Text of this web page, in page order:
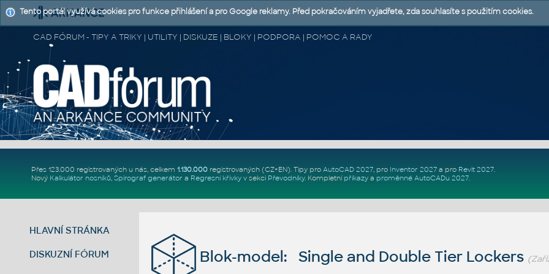
CAD FÓRUM - TIPY A TRIKY | UTILITY | DISKUZE | BLOKY | PODPORA | POMOC A RADY
Přes 123.000 registrovaných u nás, celkem 1.130.000registrovaných (CZ+EN). Tipy pro AutoCAD 2027, pro Inventor 2027a pro Revit 2027.
Nový Kalkulátor nosníků, Spirograf generátor a Regresní křivkyv sekci Převodníky. Kompletní příkazya proměnné AutoCADu 2027.
HLAVNÍ STRÁNKA
DISKUZNÍ FÓRUM Blok-model: Single and Double Tier Lockers
Tento portál využívá cookies pro funkce přihlášení a pro Google reklamy. Před pokračováním vyjadřete, zda souhlasíte s použitím cookies.